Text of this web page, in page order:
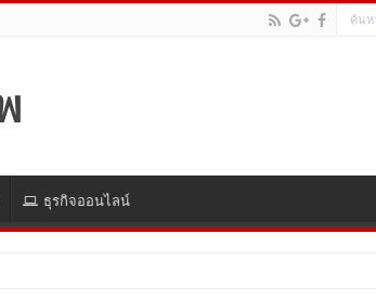
ธุรกิจออนไลน์